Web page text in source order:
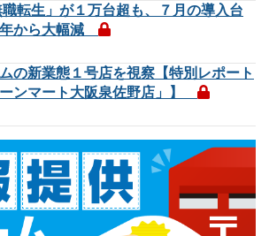
職転生」が１万台超も、７月の導入台
から大幅減
の新業態１号店を視察【特別レポート
ーンマート大阪泉佐野店」】